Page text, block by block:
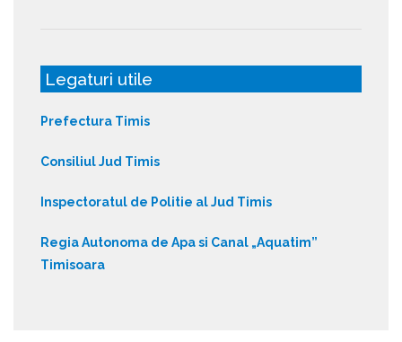
Legaturi utile
Prefectura Timis
Consiliul Jud Timis
Inspectoratul de Politie al Jud Timis
Regia Autonoma de Apa si Canal „Aquatim”
Timisoara